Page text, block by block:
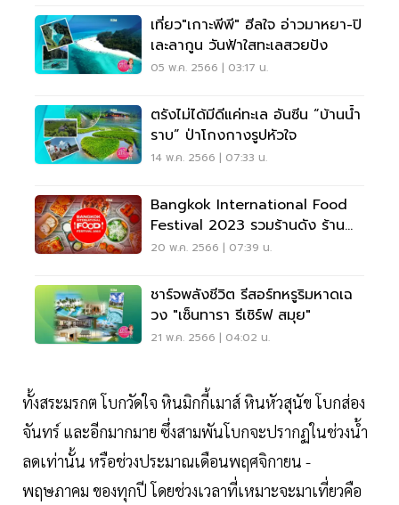
เที่ยว"เกาะพีพี" ฮีลใจ อ่าวมาหยา-ปิ
เละลากูน วันฟ้าใสทะเลสวยปัง
05 พ.ค. 2566 | 03:17 น.
ตรังไม่ได้มีดีแค่ทะเล อันซีน “บ้านน้ำ
ราบ” ป่าโกงกางรูปหัวใจ
14 พ.ค. 2566 | 07:33 น.
Bangkok International Food
Festival 2023 รวมร้านดัง ร้าน
เด็ด ทั่วทุกมุมโลก
20 พ.ค. 2566 | 07:39 น.
ชาร์จพลังชีวิต รีสอร์ทหรูริมหาดเฉ
วง "เซ็นทารา รีเซิร์ฟ สมุย"
21 พ.ค. 2566 | 04:02 น.
ทั้งสระมรกต โบกวัดใจ หินมิกกี้เมาส์ หินหัวสุนัข โบกส่อง
จันทร์ และอีกมากมาย ซึ่งสามพันโบกจะปรากฏในช่วงน้ำ
ลดเท่านั้น หรือช่วงประมาณเดือนพฤศจิกายน -
พฤษภาคม ของทุกปี โดยช่วงเวลาที่เหมาะจะมาเที่ยวคือ